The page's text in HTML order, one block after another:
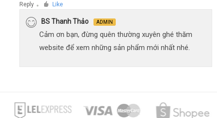
Reply ● Like
BS Thanh Thảo ADMIN
Cảm ơn bạn, đừng quên thường xuyên ghé thăm
website để xem những sản phẩm mới nhất nhé.